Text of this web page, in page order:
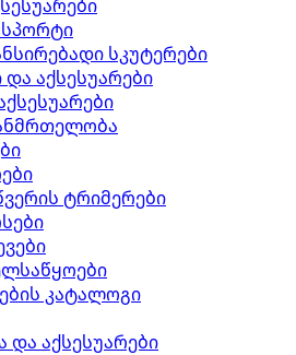
სკუტერები
და აქსესუარები
ტრიმერები
კატალოგი
და აქსესუარები